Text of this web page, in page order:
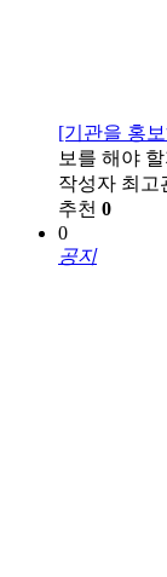
[기관을 홍
보를 해야
작성자 최고
추천 0
0
공지